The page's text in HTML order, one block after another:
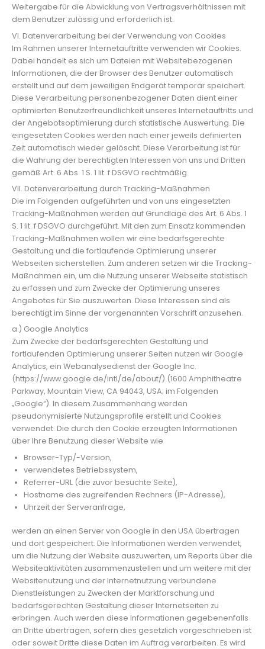
Weitergabe für die Abwicklung von Vertragsverhältnissen mit
dem Benutzer zulässig und erforderlich ist.
VI. Datenverarbeitung bei der Verwendung von Cookies
Im Rahmen unserer Internetauftritte verwenden wir Cookies.
Dabei handelt es sich um Dateien mit Websitebezogenen
Informationen, die der Browser des Benutzer automatisch
erstellt und auf dem jeweiligen Endgerät temporär speichert.
Diese Verarbeitung personenbezogener Daten dient einer
optimierten Benutzerfreundlichkeit unseres Internetauftritts und
der Angebotsoptimierung durch statistische Auswertung. Die
eingesetzten Cookies werden nach einer jeweils definierten
Zeit automatisch wieder gelöscht. Diese Verarbeitung ist für
die Wahrung der berechtigten Interessen von uns und Dritten
gemäß Art. 6 Abs. 1 S. 1 lit. f DSGVO rechtmäßig.
VII. Datenverarbeitung durch Tracking-Maßnahmen
Die im Folgenden aufgeführten und von uns eingesetzten
Tracking-Maßnahmen werden auf Grundlage des Art. 6 Abs. 1
S. 1 lit. f DSGVO durchgeführt. Mit den zum Einsatz kommenden
Tracking-Maßnahmen wollen wir eine bedarfsgerechte
Gestaltung und die fortlaufende Optimierung unserer
Webseiten sicherstellen. Zum anderen setzen wir die Tracking-
Maßnahmen ein, um die Nutzung unserer Webseite statistisch
zu erfassen und zum Zwecke der Optimierung unseres
Angebotes für Sie auszuwerten. Diese Interessen sind als
berechtigt im Sinne der vorgenannten Vorschrift anzusehen.
a.) Google Analytics
Zum Zwecke der bedarfsgerechten Gestaltung und
fortlaufenden Optimierung unserer Seiten nutzen wir Google
Analytics, ein Webanalysedienst der Google Inc.
(https://www.google.de/intl/de/about/) (1600 Amphitheatre
Parkway, Mountain View, CA 94043, USA; im Folgenden
„Google“). In diesem Zusammenhang werden
pseudonymisierte Nutzungsprofile erstellt und Cookies
verwendet. Die durch den Cookie erzeugten Informationen
über Ihre Benutzung dieser Website wie
Browser-Typ/-Version,
verwendetes Betriebssystem,
Referrer-URL (die zuvor besuchte Seite),
Hostname des zugreifenden Rechners (IP-Adresse),
Uhrzeit der Serveranfrage,
werden an einen Server von Google in den USA übertragen
und dort gespeichert. Die Informationen werden verwendet,
um die Nutzung der Website auszuwerten, um Reports über die
Websiteaktivitäten zusammenzustellen und um weitere mit der
Websitenutzung und der Internetnutzung verbundene
Dienstleistungen zu Zwecken der Marktforschung und
bedarfsgerechten Gestaltung dieser Internetseiten zu
erbringen. Auch werden diese Informationen gegebenenfalls
an Dritte übertragen, sofern dies gesetzlich vorgeschrieben ist
oder soweit Dritte diese Daten im Auftrag verarbeiten. Es wird